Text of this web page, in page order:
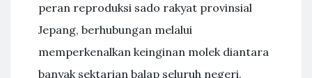
peran reproduksi sado rakyat provinsial
Jepang, berhubungan melalui
memperkenalkan keinginan molek diantara
banyak sektarian balap seluruh negeri.